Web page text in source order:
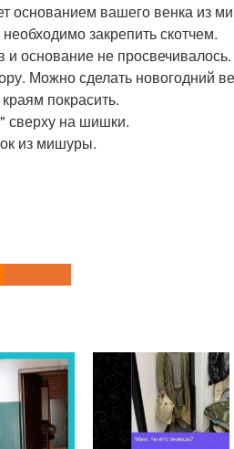
основанием вашего венка из
закрепить скотчем.
основание не просвечивалось.
Можно сделать новогодний
покрасить.
сверху на шишки.
из мишуры.